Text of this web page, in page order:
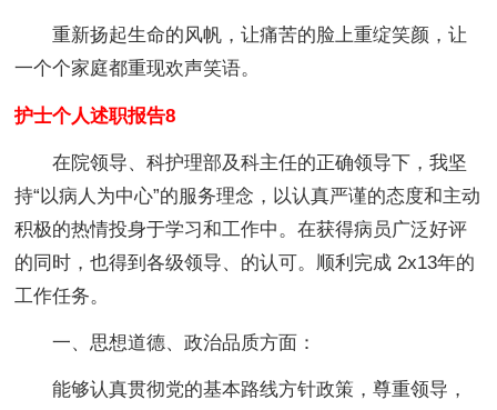
重新扬起生命的风帆，让痛苦的脸上重绽笑颜，让
一个个家庭都重现欢声笑语。
护士个人述职报告8
在院领导、科护理部及科主任的正确领导下，我坚
持“以病人为中心”的服务理念，以认真严谨的态度和主动
积极的热情投身于学习和工作中。在获得病员广泛好评
的同时，也得到各级领导、的认可。顺利完成 2x13年的
工作任务。
一、思想道德、政治品质方面：
能够认真贯彻党的基本路线方针政策，尊重领导，